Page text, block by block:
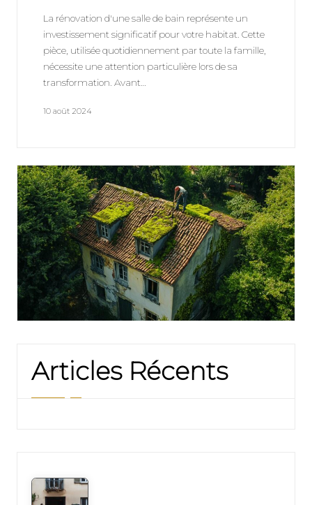
La rénovation d'une salle de bain représente un
investissement significatif pour votre habitat. Cette
pièce, utilisée quotidiennement par toute la famille,
nécessite une attention particulière lors de sa
transformation. Avant…
10 août 2024
Articles Récents